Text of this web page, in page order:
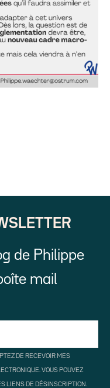
de Philippe
mail
DE RECEVOIR MES
VOUS POUVEZ
LIENS DE DÉSINSCRIPTION.